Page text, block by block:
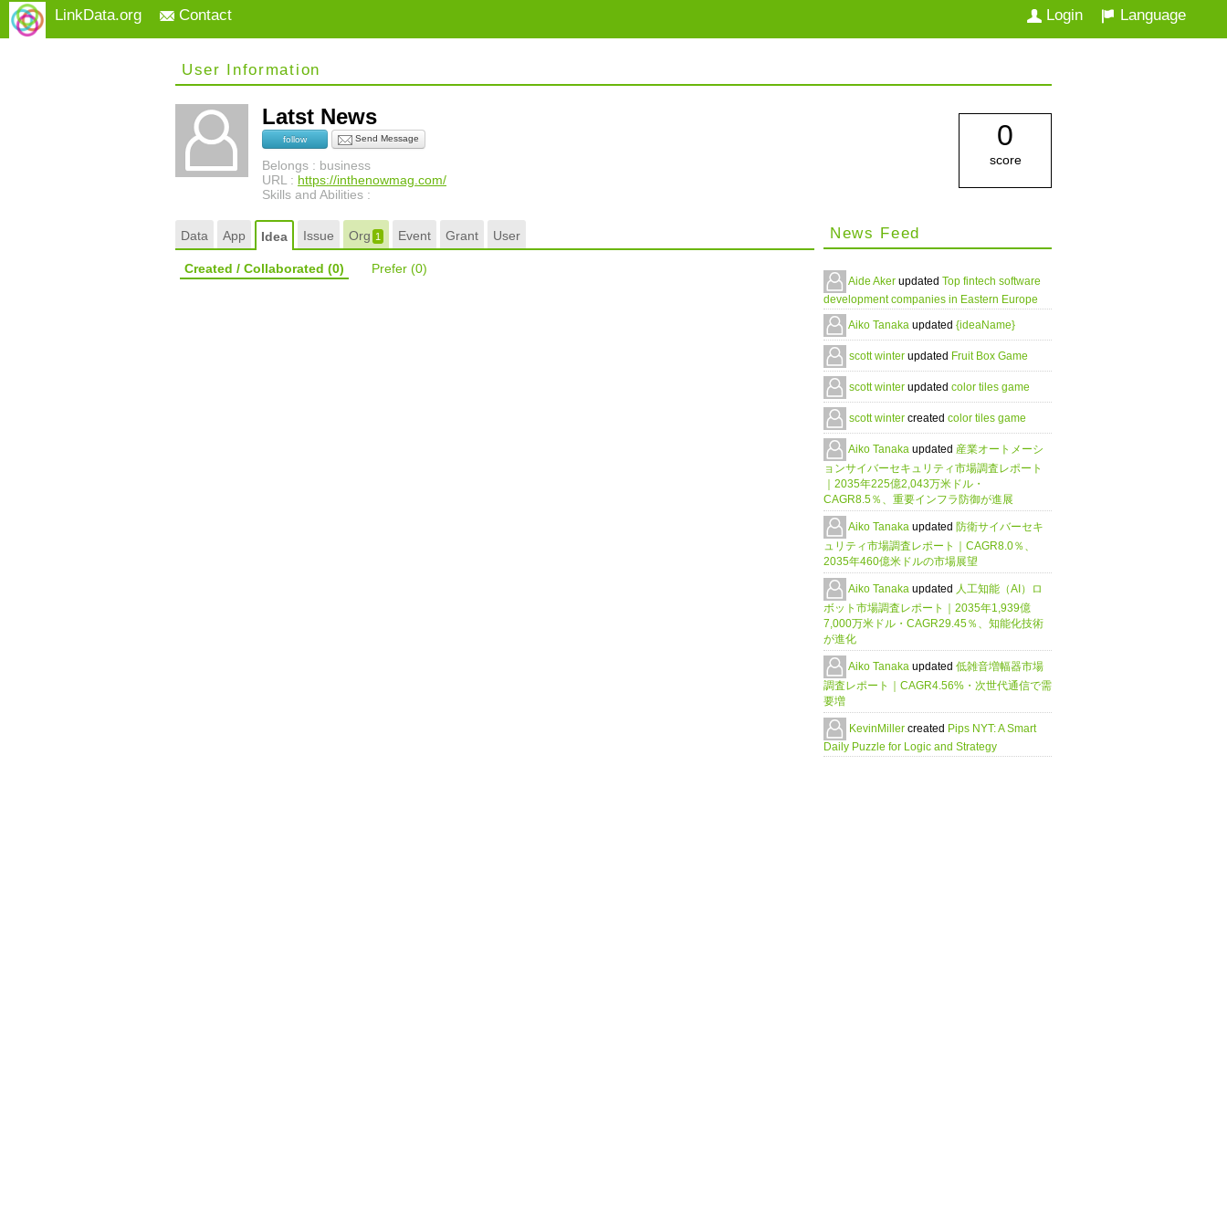
LinkData.org Contact Language
Login
User Information
Latst News
follow Send Message
Belongs : business
URL : https://inthenowmag.com/
Skills and Abilities :
0
score
Data App Idea Issue Org 1 Event Grant User
Created / Collaborated (0) Prefer (0)
News Feed
Aide Aker updated Top fintech software
development companies in Eastern Europe
Aiko Tanaka updated {ideaName}
scott winter updated Fruit Box Game
scott winter updated color tiles game
scott winter created color tiles game
Aiko Tanaka updated 産業オートメーシ
ョンサイバーセキュリティ市場調査レポート
｜2035年225億2,043万米ドル・
CAGR8.5％、重要インフラ防御が進展
Aiko Tanaka updated 防衛サイバーセキ
ュリティ市場調査レポート｜CAGR8.0％、
2035年460億米ドルの市場展望
Aiko Tanaka updated 人工知能（AI）ロ
ボット市場調査レポート｜2035年1,939億
7,000万米ドル・CAGR29.45％、知能化技術
が進化
Aiko Tanaka updated 低雑音増幅器市場
調査レポート｜CAGR4.56%・次世代通信で需
要増
KevinMiller created Pips NYT: A Smart
Daily Puzzle for Logic and Strategy